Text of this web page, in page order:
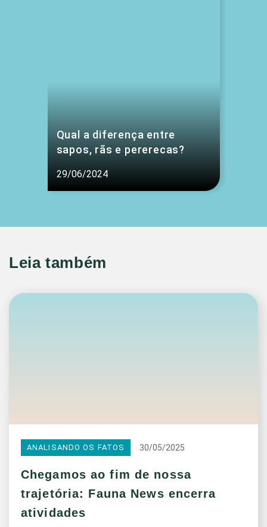
Qual a diferença entre
sapos, rãs e pererecas?
29/06/2024
Leia também
ANALISANDO OS FATOS 30/05/2025
Chegamos ao fim de nossa
trajetória: Fauna News encerra
atividades